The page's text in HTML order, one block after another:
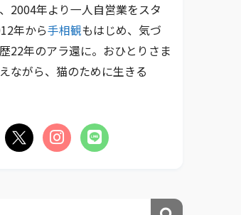
2004年より一人自営業をスタ
年から手相観もはじめ、気づ
22年のアラ還に。おひとりさま
ながら、猫のために生きる